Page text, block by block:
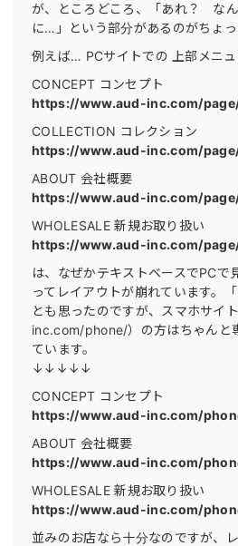
が、ところどころ、「あれ？ な
に…」という部分があるのがちょっ
例えば… PCサイトでの 上部メニ
CONCEPT コンセプト
https://www.aud-inc.com/
COLLECTION コレクション
https://www.aud-inc.com/
ABOUT 会社概要
https://www.aud-inc.com/
WHOLESALE 新規お取り扱い
https://www.aud-inc.com/
は、なぜかテキストベースでPCで
ってレイアウトが崩れています。
とも思ったのですが、スマホサ
inc.com/phone/）の方はちゃんと
ています。
↓↓↓↓↓
CONCEPT コンセプト
https://www.aud-inc.com/
ABOUT 会社概要
https://www.aud-inc.com/
WHOLESALE 新規お取り扱い
https://www.aud-inc.com/
並みのお店なら十分なのですが、